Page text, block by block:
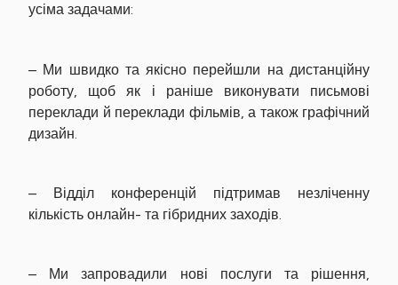
усіма задачами:
– Ми швидко та якісно перейшли на дистанційну
роботу, щоб як і раніше виконувати письмові
переклади й переклади фільмів, а також графічний
дизайн.
– Відділ конференцій підтримав незліченну
кількість онлайн- та гібридних заходів.
– Ми запровадили нові послуги та рішення,